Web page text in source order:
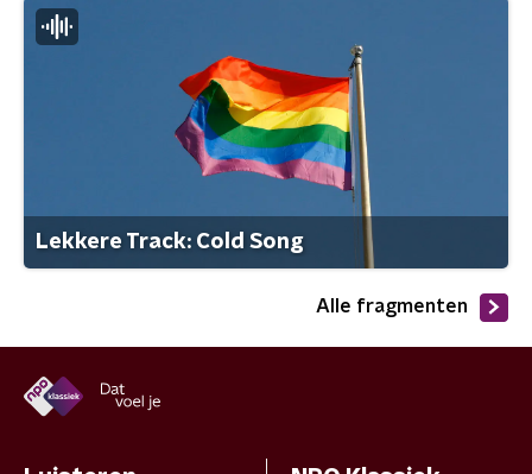
Lekkere Track: Cold Song
Alle fragmenten